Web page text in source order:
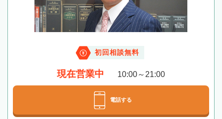
初回相談無料
現在営業中 10:00～21:00
電話する